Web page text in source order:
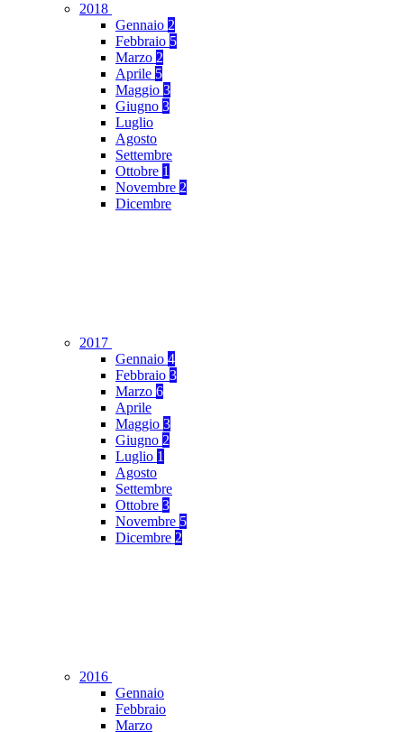
2018
Gennaio 2
Febbraio 5
Marzo 2
Aprile 5
Maggio 3
Giugno 3
Luglio
Agosto
Settembre
Ottobre 1
Novembre 2
Dicembre
2017
Gennaio 4
Febbraio 3
Marzo 6
Aprile
Maggio 3
Giugno 2
Luglio 1
Agosto
Settembre
Ottobre 3
Novembre 5
Dicembre 2
2016
Gennaio
Febbraio
Marzo